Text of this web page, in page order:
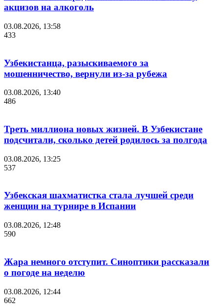
акцизов на алкоголь
03.08.2026, 13:58
433
Узбекистанца, разыскиваемого за
мошенничество, вернули из-за рубежа
03.08.2026, 13:40
486
Треть миллиона новых жизней. В Узбекистане
подсчитали, сколько детей родилось за полгода
03.08.2026, 13:25
537
Узбекская шахматистка стала лучшей среди
женщин на турнире в Испании
03.08.2026, 12:48
590
Жара немного отступит. Синоптики рассказали
о погоде на неделю
03.08.2026, 12:44
662